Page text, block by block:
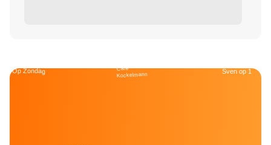
Op Zondag Café
Kockelmann Sven op 1